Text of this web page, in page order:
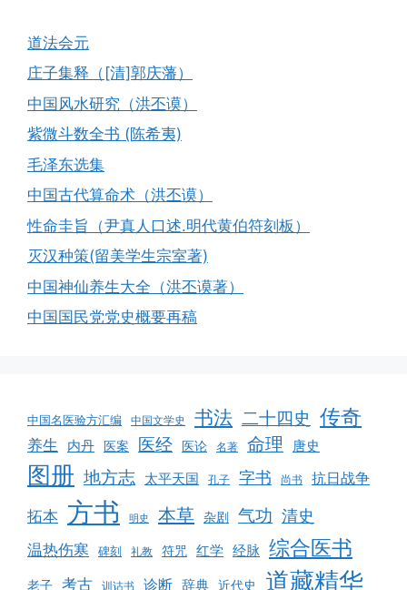
道法会元
庄子集释（[清]郭庆藩）
中国风水研究（洪丕谟）
紫微斗数全书 (陈希夷)
毛泽东选集
中国古代算命术（洪丕谟）
性命圭旨（尹真人口述.明代黄伯符刻板）
灭汉种策(留美学生宗室著)
中国神仙养生大全（洪丕谟著）
中国国民党党史概要再稿
中国名医验方汇编 中国文学史 书法 二十四史 传奇
养生 内丹 医案 医经 医论 名著 命理 唐史
图册 地方志 太平天国 孔子 字书 尚书 抗日战争
拓本 方书 明史 本草 杂剧 气功 清史
温热伤寒 碑刻 礼教 符咒 红学 经脉 综合医书
老子 考古 训诂书 诊断 辞典 近代史 道藏精华